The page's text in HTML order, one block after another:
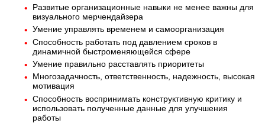
Развитые организационные навыки не менее важны для
визуального мерчендайзера
Умение управлять временем и самоорганизация
Способность работать под давлением сроков в
динамичной быстроменяющейся сфере
Умение правильно расставлять приоритеты
Многозадачность, ответственность, надежность, высокая
мотивация
Способность воспринимать конструктивную критику и
использовать полученные данные для улучшения
работы